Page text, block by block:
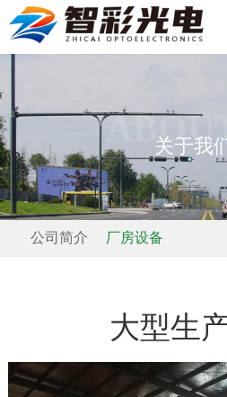
关于我
公司简介 厂房设备
大型生